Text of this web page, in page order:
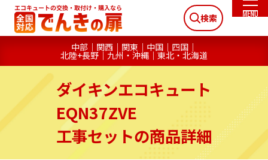
検索
中部 関西 関東 中国 四国
北陸+長野 九州・沖縄 東北・北海道
ダイキンエコキュート
EQN37ZVE
工事セットの商品詳細